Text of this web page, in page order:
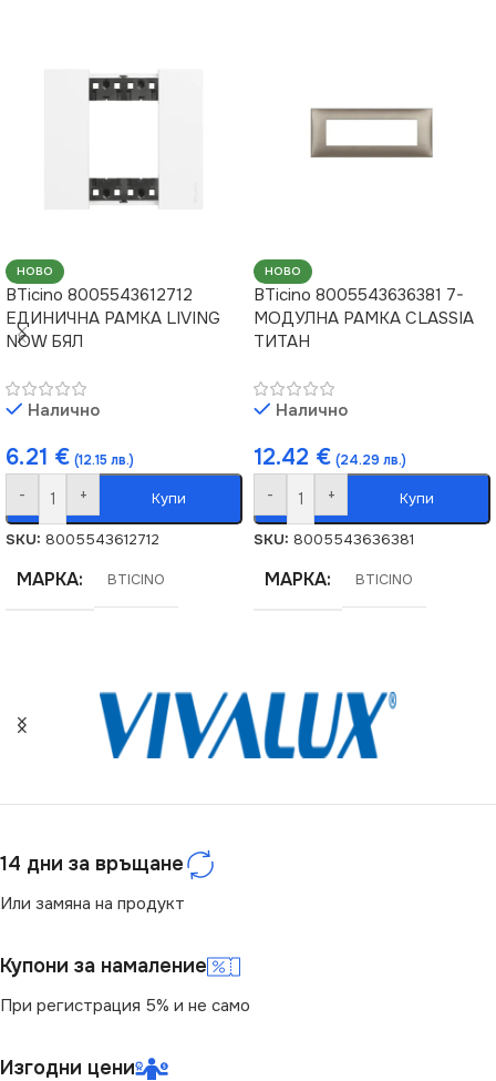
НОВО
BTicino 8005543612712
ЕДИНИЧНА РАМКА LIVING
NOW БЯЛ
Налично
6.21 € (12.15 лв.)
- + Купи
SKU: 8005543612712
МАРКА BTICINO
НОВО
BTicino 8005543636381 7-
МОДУЛНА РАМКА CLASSIA
ТИТАН
Налично
12.42 € (24.29 лв.)
- + Купи
SKU: 8005543636381
МАРКА BTICINO
14 дни за връщане
Или замяна на продукт
Купони за намаление
При регистрация 5% и не само
Изгодни цени